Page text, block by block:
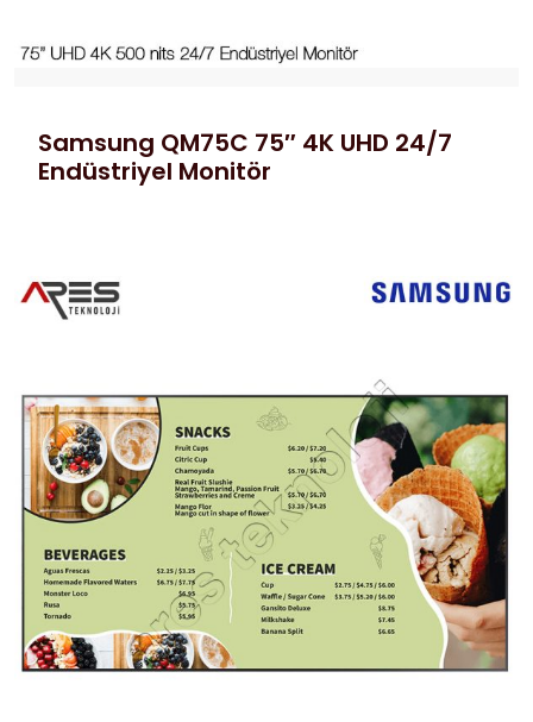
Samsung QM75C 75″ 4K UHD 24/7
Endüstriyel Monitör